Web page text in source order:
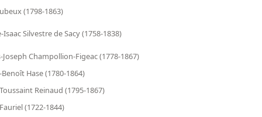
(1798-1863)
Silvestre de Sacy (1758-1838)
Joseph Champollion-Figeac (1778-1867)
Hase (1780-1864)
Reinaud (1795-1867)
(1722-1844)